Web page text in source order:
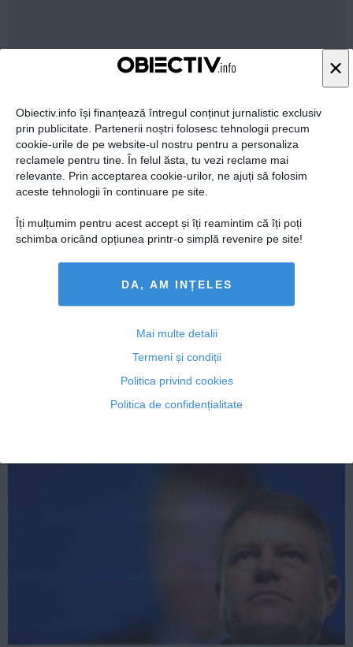
×
Obiectiv.info își finanțează întregul conținut jurnalistic exclusiv
prin publicitate. Partenerii noștri folosesc tehnologii precum
cookie-urile de pe website-ul nostru pentru a personaliza
reclamele pentru tine. În felul ăsta, tu vezi reclame mai
relevante. Prin acceptarea cookie-urilor, ne ajuți să folosim
aceste tehnologii în continuare pe site.
Îți mulțumim pentru acest accept și îți reamintim că îți poți
schimba oricând opțiunea printr-o simplă revenire pe site!
DA, AM INȚELES
Mai multe detalii
Termeni și condiții
Politica privind cookies
Politica de confidențialitate
suspendarea cu noi atacuri politice